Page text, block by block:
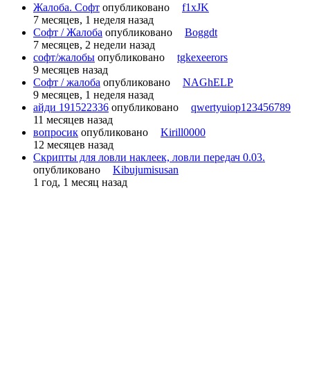
Жалоба. Софт опубликовано
f1xJK
7 месяцев, 1 неделя назад
Софт / Жалоба опубликовано
Boggdt
7 месяцев, 2 недели назад
софт/жалобы опубликовано
tgkexeerors
9 месяцев назад
Софт / жалоба опубликовано
NAGhELP
9 месяцев, 1 неделя назад
айди 191522336 опубликовано
qwertyuiop123456789
11 месяцев назад
вопросик опубликовано
Kirill0000
12 месяцев назад
Скрипты для ловли наклеек, ловли передач 0.03.
опубликовано
Kibujumisusan
1 год, 1 месяц назад